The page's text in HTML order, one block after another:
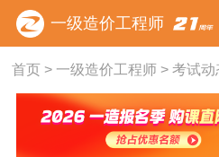
一级造价工程师
首页> 一级造价工程师> 考试动